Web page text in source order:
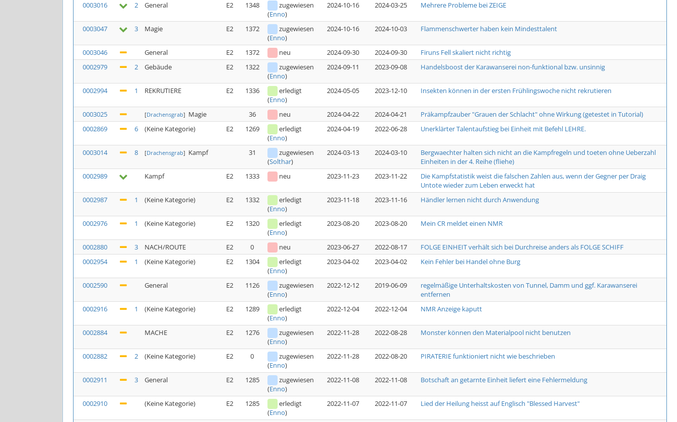
0003016 2 General E2 1348
zugewiesen
(Enno)
2024-10-16 2024-03-25 Mehrere Probleme bei ZEIGE
0003047 3 Magie E2 1372
zugewiesen
(Enno)
2024-10-16 2024-10-03 Flammenschwerter haben kein Mindesttalent
0003046 General E2 1372 neu 2024-09-30 2024-09-30
Firuns Fell skaliert nicht richtig
0002979
2 Gebäude E2 1322
zugewiesen
(Enno)
2024-09-11 2023-09-08 Handelsboost der Karawanserei non-funktional bzw. unsinnig
0002994 1 REKRUTIERE E2 1336
erledigt
(Enno)
2024-05-05 2023-12-10 Insekten können in der ersten Frühlingswoche nicht rekrutieren
0003025 [Drachensgrab] Magie 36 neu 2024-04-22 2024-04-21
Präkampfzauber "Grauen der Schlacht" ohne Wirkung (getestet in Tutorial)
0002869
6 (Keine Kategorie) E2 1269
erledigt
(Enno)
2024-04-19 2022-06-28 Unerklärter Talentaufstieg bei Einheit mit Befehl LEHRE.
0003014 8 [Drachensgrab] Kampf 31
zugewiesen
(Solthar)
2024-03-13 2024-03-10
Bergwaechter halten sich nicht an die Kampfregeln und toeten ohne Ueberzahl
Einheiten in der 4. Reihe (fliehe)
0002989
Kampf E2 1333 neu 2023-11-23 2023-11-22
Die Kampfstatistik weist die falschen Zahlen aus, wenn der Gegner per Draig
Untote wieder zum Leben erweckt hat
0002987
1 (Keine Kategorie) E2 1332
erledigt
(Enno)
2023-11-18 2023-11-16 Händler lernen nicht durch Anwendung
0002976 1 (Keine Kategorie) E2 1320
erledigt
(Enno)
2023-08-20 2023-08-20 Mein CR meldet einen NMR
0002880 3 NACH/ROUTE E2 0 neu 2023-06-27 2022-08-17
FOLGE EINHEIT verhält sich bei Durchreise anders als FOLGE SCHIFF
0002954
1 (Keine Kategorie) E2 1304
erledigt
(Enno)
2023-04-02 2023-04-02 Kein Fehler bei Handel ohne Burg
0002590 General E2 1126
zugewiesen
(Enno)
2022-12-12 2019-06-09
regelmäßige Unterhaltskosten von Tunnel, Damm und ggf. Karawanserei
entfernen
0002916
1 (Keine Kategorie) E2 1289
erledigt
(Enno)
2022-12-04 2022-12-04 NMR Anzeige kaputt
0002884 MACHE E2 1276
zugewiesen
(Enno)
2022-11-28 2022-08-28 Monster können den Materialpool nicht benutzen
0002882 2 (Keine Kategorie) E2 0
zugewiesen
(Enno)
2022-11-28 2022-08-20 PIRATERIE funktioniert nicht wie beschrieben
0002911 3 General E2 1285
zugewiesen
(Enno)
2022-11-08 2022-11-08 Botschaft an getarnte Einheit liefert eine Fehlermeldung
0002910 (Keine Kategorie) E2 1285
erledigt
(Enno)
2022-11-07 2022-11-07 Lied der Heilung heisst auf Englisch "Blessed Harvest"